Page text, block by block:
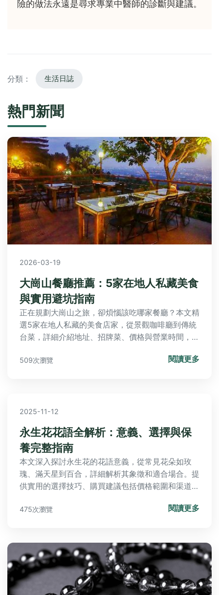
險的做法永遠是尋求專業中醫師的診斷與建議。
分類： 生活日誌
熱門新聞
2026-03-19
大崗山餐廳推薦：5家在地人私藏美食
與實用避坑指南
正在規劃大崗山之旅，卻煩惱該吃哪家餐廳？本文精
選5家在地人私藏的美食店家，從景觀咖啡廳到傳統
台菜，詳細介紹地址、招牌菜、價格與營業時間，並
道美味。
509次瀏覽 閱讀更多
2025-11-12
永生花花語全解析：意義、選擇與保
養完整指南
本文深入探討永生花的花語意義，從常見花朵如玫
瑰、滿天星到百合，詳細解析其象徵和適合場合。提
供實用的選擇技巧、購買建議包括價格範圍和渠道比
關疑問，幫助您送禮或裝飾家居做出最佳選擇。
475次瀏覽 閱讀更多